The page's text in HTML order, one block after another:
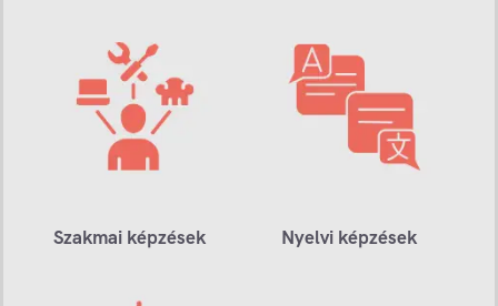
Szakmai képzések Nyelvi képzések